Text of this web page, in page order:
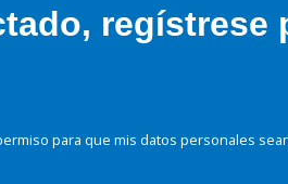
regístrese
para que mis datos personales